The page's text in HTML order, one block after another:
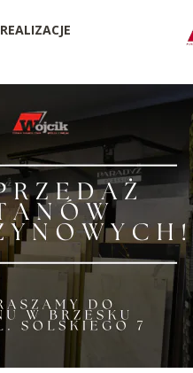
REALIZACJE